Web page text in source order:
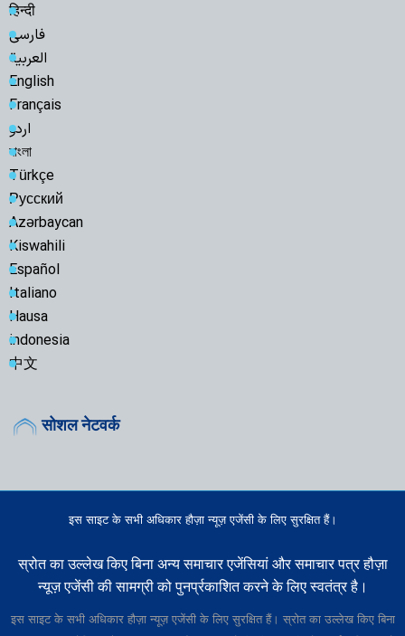
हिन्दी
فارسی
العربية
English
Français
اردو
বাংলা
Türkçe
Русский
Azərbaycan
Kiswahili
Español
Italiano
Hausa
indonesia
中文
सोशल नेटवर्क
इस साइट के सभी अधिकार हौज़ा न्यूज़ एजेंसी के लिए सुरक्षित हैं।
स्रोत का उल्लेख किए बिना अन्य समाचार एजेंसियां और समाचार पत्र हौज़ा
न्यूज़ एजेंसी की सामग्री को पुनर्प्रकाशित करने के लिए स्वतंत्र है।
इस साइट के सभी अधिकार हौज़ा न्यूज़ एजेंसी के लिए सुरक्षित हैं। स्रोत का उल्लेख किए बिना